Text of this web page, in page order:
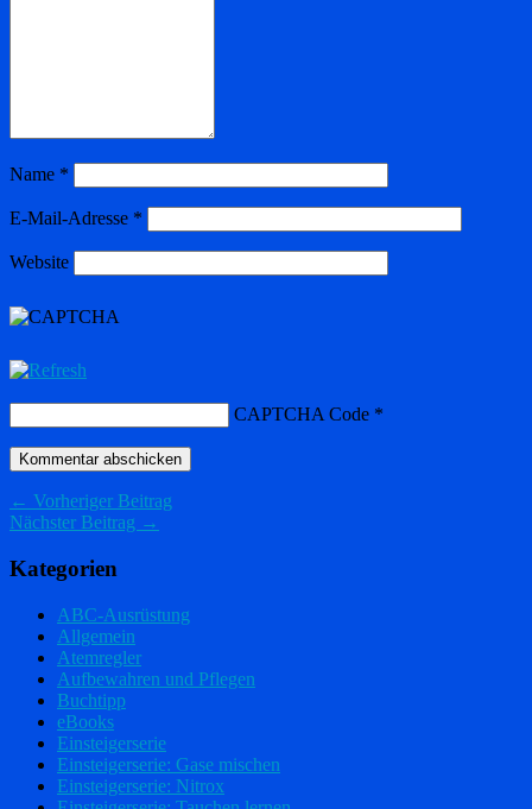
Name *
E-Mail-Adresse *
Website
CAPTCHA Code *
← Vorheriger Beitrag
Nächster Beitrag →
Kategorien
ABC-Ausrüstung
Allgemein
Atemregler
Aufbewahren und Pflegen
Buchtipp
eBooks
Einsteigerserie
Einsteigerserie: Gase mischen
Einsteigerserie: Nitrox